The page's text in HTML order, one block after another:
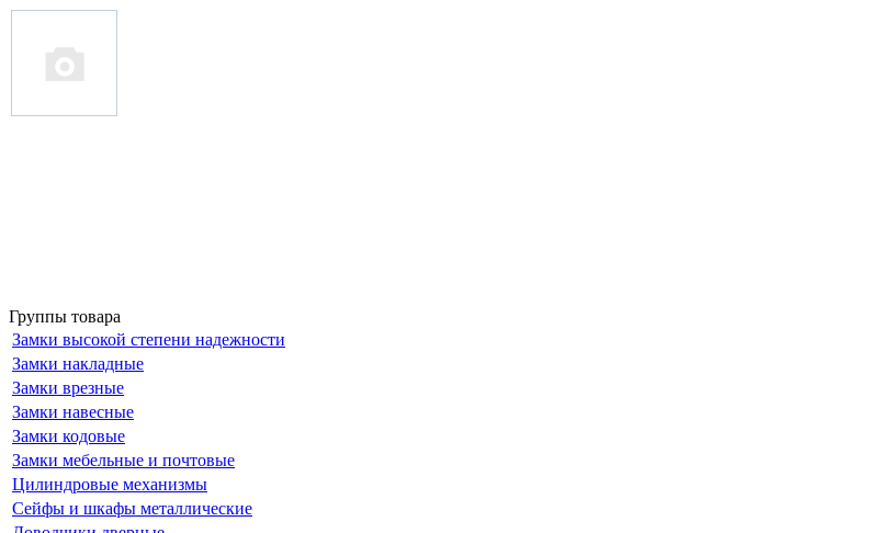
Группы товара
Замки высокой степени надежности
Замки накладные
Замки врезные
Замки навесные
Замки кодовые
Замки мебельные и почтовые
Цилиндровые механизмы
Сейфы и шкафы металлические